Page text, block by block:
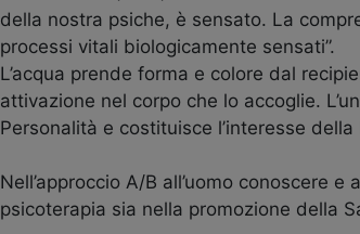
della nostra psiche, è sensato. La
processi vitali biologicamente sensati”.
L’acqua prende forma e colore dal
attivazione nel corpo che lo accoglie.
Personalità e costituisce l’interesse
Nell’approccio A/B all’uomo conoscere
psicoterapia sia nella promozione della